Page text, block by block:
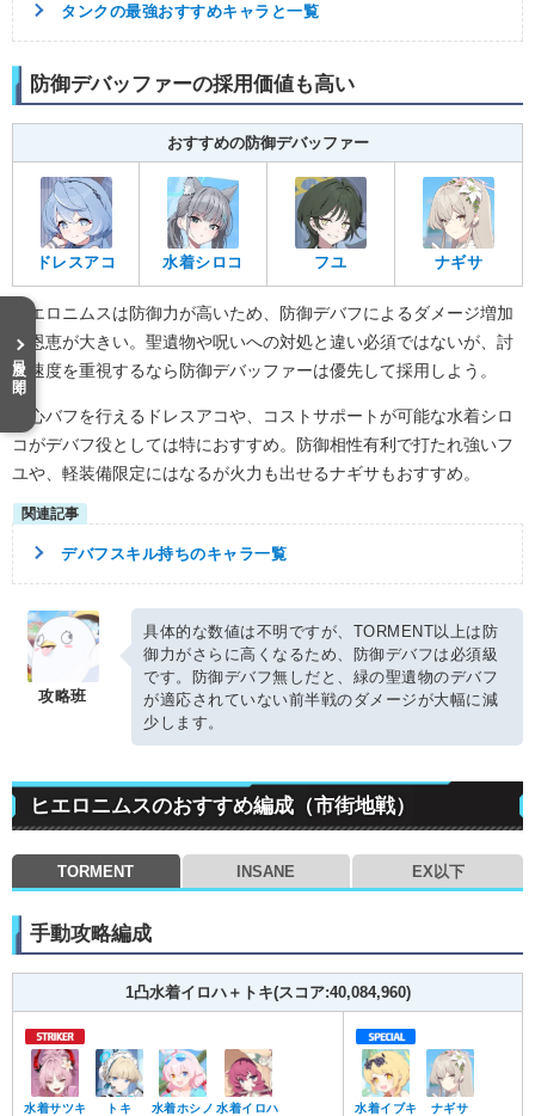
タンクの最強おすすめキャラと一覧
防御デバッファーの採用価値も高い
おすすめの防御デバッファー
ドレスアコ 水着シロコ フユ ナギサ
ヒエロニムスは防御力が高いため、防御デバフによるダメージ増加
の恩恵が大きい。聖遺物や呪いへの対処と違い必須ではないが、討
伐速度を重視するなら防御デバッファーは優先して採用しよう。
会心バフを行えるドレスアコや、コストサポートが可能な水着シロ
コがデバフ役としては特におすすめ。防御相性有利で打たれ強いフ
ユや、軽装備限定にはなるが火力も出せるナギサもおすすめ。
デバフスキル持ちのキャラ一覧
攻略班
具体的な数値は不明ですが、TORMENT以上は防
御力がさらに高くなるため、防御デバフは必須級
です。防御デバフ無しだと、緑の聖遺物のデバフ
が適応されていない前半戦のダメージが大幅に減
少します。
ヒエロニムスのおすすめ編成（市街地戦）
TORMENT INSANE EX以下
手動攻略編成
1凸水着イロハ＋トキ(スコア:40,084,960)
水着サツキ トキ 水着ホシノ 水着イロハ 水着イブキ ナギサ
目次を開く